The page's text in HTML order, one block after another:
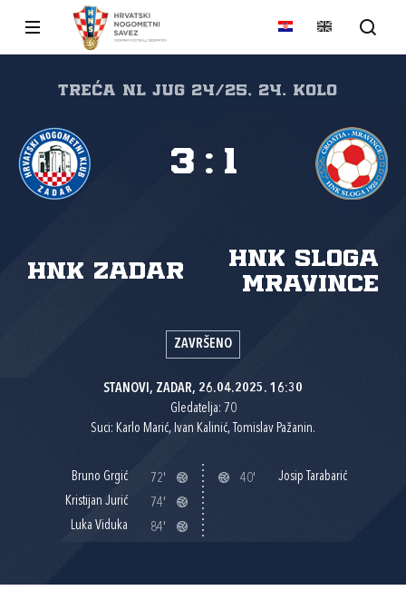
Treća NL Jug 24/25, 24. kolo
HNK Zadar
HNK Sloga
Mravince
3 : 1
ZAVRŠENO
STANOVI, ZADAR, 26.04.2025. 16:30
Gledatelja: 70
Suci: Karlo Marić, Ivan Kalinić, Tomislav Pažanin.
Bruno Grgić
72'
Kristijan Jurić
74'
Luka Viduka
84'
40' Josip Tarabarić